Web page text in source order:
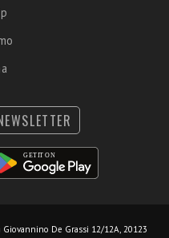
Giovannino De Grassi 12/12A, 20123